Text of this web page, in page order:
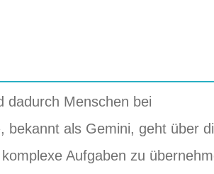
dadurch Menschen bei
bekannt als Gemini, geht über
Aufgaben zu